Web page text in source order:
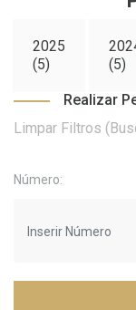
2025
(5)
(5)
Realizar
Limpar Filtros
Número: